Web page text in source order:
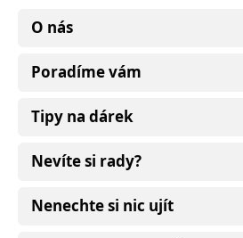
O nás
Poradíme vám
Tipy na dárek
Nevíte si rady?
Nenechte si nic ujít